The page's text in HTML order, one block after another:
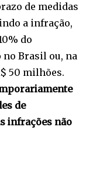
de medidas
a infração,
do
Brasil ou, na
50 milhões.
de
infrações não